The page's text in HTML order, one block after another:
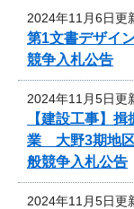
2024年11月6日更
第1文書デザイ
競争入札公告
2024年11月5日更
【建設工事】
業 大野3期地
般競争入札公告
2024年11月5日更